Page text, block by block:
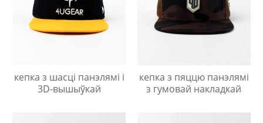
кепка з шасці панэлямі і
3D-вышыўкай
кепка з пяццю панэлямі
з гумовай накладкай